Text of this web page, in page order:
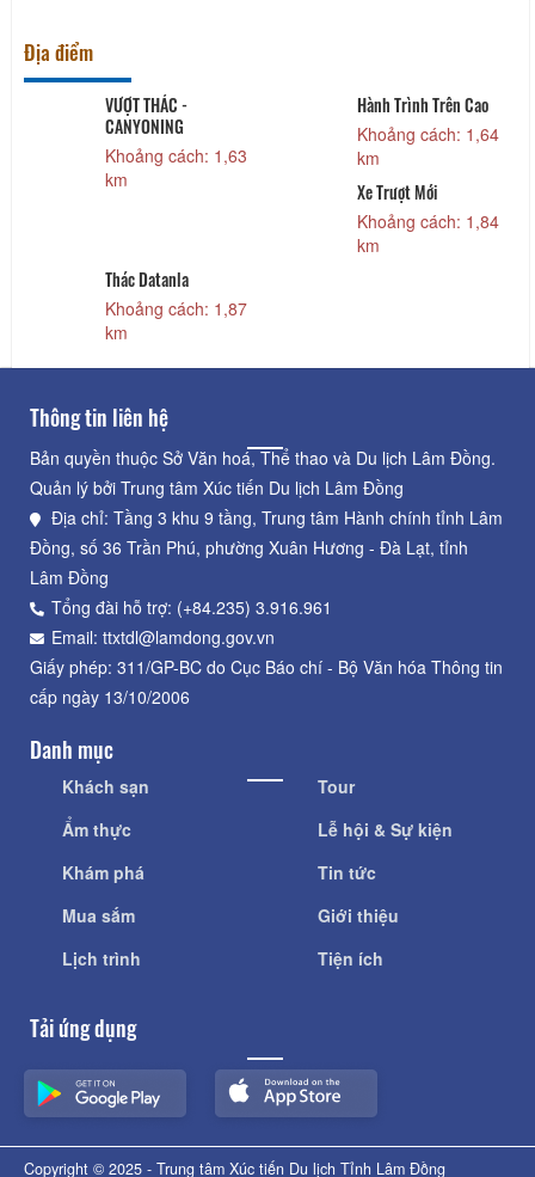
Địa điểm
VƯỢT THÁC -
CANYONING
Khoảng cách: 1,63
km
Hành Trình Trên Cao
Khoảng cách: 1,64
km
Xe Trượt Mới
Khoảng cách: 1,84
km
Thác Datanla
Khoảng cách: 1,87
km
Thông tin liên hệ
Bản quyền thuộc Sở Văn hoá, Thể thao và Du lịch Lâm Đồng.
Quản lý bởi Trung tâm Xúc tiến Du lịch Lâm Đồng
Địa chỉ: Tầng 3 khu 9 tầng, Trung tâm Hành chính tỉnh Lâm
Đồng, số 36 Trần Phú, phường Xuân Hương - Đà Lạt, tỉnh
Lâm Đồng
Tổng đài hỗ trợ: (+84.235) 3.916.961
Email: ttxtdl@lamdong.gov.vn
Giấy phép: 311/GP-BC do Cục Báo chí - Bộ Văn hóa Thông tin
cấp ngày 13/10/2006
Danh mục
Khách sạn
Ẩm thực
Khám phá
Mua sắm
Lịch trình
Tour
Lễ hội & Sự kiện
Tin tức
Giới thiệu
Tiện ích
Tải ứng dụng
Copyright © 2025 - Trung tâm Xúc tiến Du lịch Tỉnh Lâm Đồng